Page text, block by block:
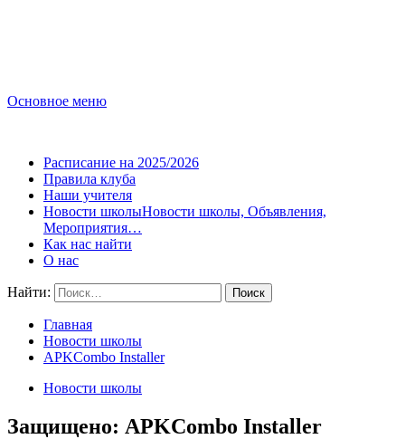
Основное меню
Расписание на 2025/2026
Правила клуба
Наши учителя
Новости школыНовости школы, Объявления,
Мероприятия…
Как нас найти
О нас
Найти:
Главная
Новости школы
APKCombo Installer
Новости школы
Защищено: APKCombo Installer